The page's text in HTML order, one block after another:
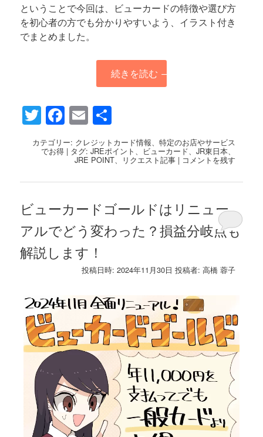
ということで今回は、ビューカードの特徴や選び方
を初心者の方でも分かりやすいよう、イラスト付き
でまとめました。
続きを読む →
Twitter
Facebook
Email
有
カテゴリー: クレジットカード情報、特定のお店やサービス
でお得 | タグ: JREポイント 、 ビューカード、JR東日本、
JRE POINT、 リクエスト記事 | コメントを残す
ビューカードゴールドはリニュー
アルでどう変わった？損益分岐点も
解説します！
投稿日時:2024年11月30日 投稿者:高橋 蓉子